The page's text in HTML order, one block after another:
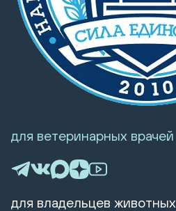
для ветеринарных врачей
для владельцев животных